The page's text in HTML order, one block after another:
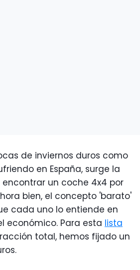
de inviernos duros como
en España, surge la
un coche 4x4 por
bien, el concepto 'barato'
cada uno lo entiende en
económico. Para esta lista
total, hemos fijado un